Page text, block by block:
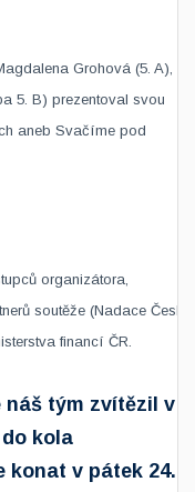
Grohová (5. A),
5. B) prezentoval svou
aneb Svačíme pod
organizátora,
soutěže (Nadace České
financí ČR.
náš tým zvítězil v
kola
konat v pátek 24.